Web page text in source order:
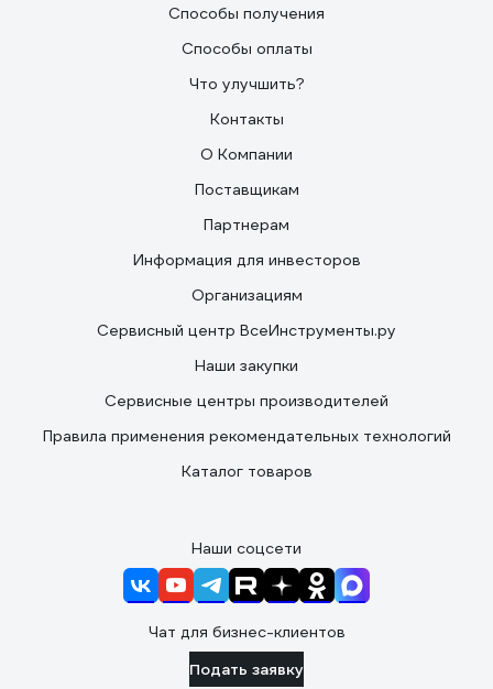
Способы получения
Способы оплаты
Что улучшить?
Контакты
О Компании
Поставщикам
Партнерам
Информация для инвесторов
Организациям
Сервисный центр ВсеИнструменты.ру
Наши закупки
Сервисные центры производителей
Правила применения рекомендательных технологий
Каталог товаров
Наши соцсети
Чат для бизнес-клиентов
Подать заявку